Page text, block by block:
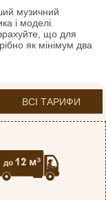
музичний
і моделі.
врахуйте, що для
як мінімум два
ВСІ ТАРИФИ